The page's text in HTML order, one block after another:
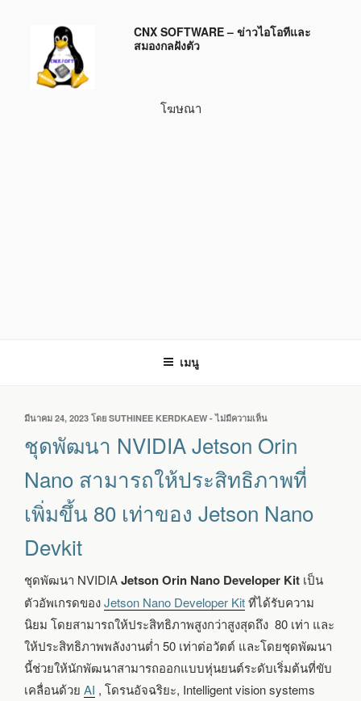
บทความ
CNX SOFTWARE – ข่าวไอโอทีและ
สมองกลฝังตัว
โฆษณา
เมนู
เขียน
ที่
มีนาคม 24, 2023 โดย SUTHINEE KERDKAEW -ไม่มีความเห็น
พัฒนา
JETSON
NANO
สามารถ
เพิ่ม
ขึ้น
80
เท่า
ของ
JETSON
DEVKIT
ชุดพัฒนา NVIDIA Jetson Orin
Nano สามารถให้ประสิทธิภาพที่
เพิ่มขึ้น 80 เท่าของ Jetson Nano
Devkit
ชุดพัฒนา NVIDIAJetson Orin Nano Developer Kit เป็น
ตัวอัพเกรดของJetson Nano Developer Kitที่ได้รับความ
นิยม โดยสามารถให้ประสิทธิภาพสูงกว่าสูงสุดถึง 80 เท่า และ
ให้ประสิทธิภาพพลังงานต่ำ 50 เท่าต่อวัตต์ และโดยชุดพัฒนา
นี้ช่วยให้นักพัฒนาสามารถออกแบบหุ่นยนต์ระดับเริ่มต้นที่ขับ
เคลื่อนด้วย AI , โดรนอัจฉริยะ, Intelligent vision systems